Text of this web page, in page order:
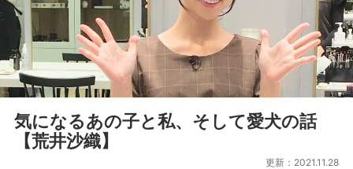
気になるあの子と私、そして愛犬の話
【荒井沙織】
更新：2021.11.28